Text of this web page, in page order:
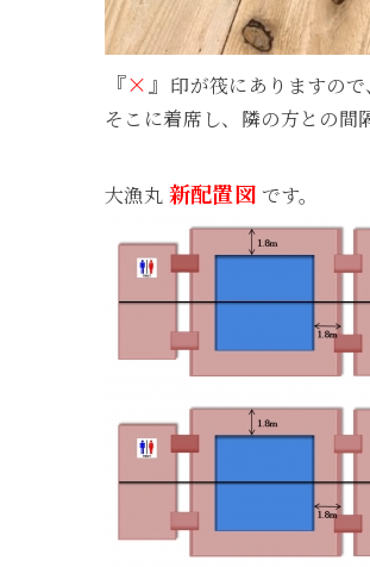
『× 』 印が筏にありますので
そこに着席し、隣の方との間
大漁丸 新配置図 です。